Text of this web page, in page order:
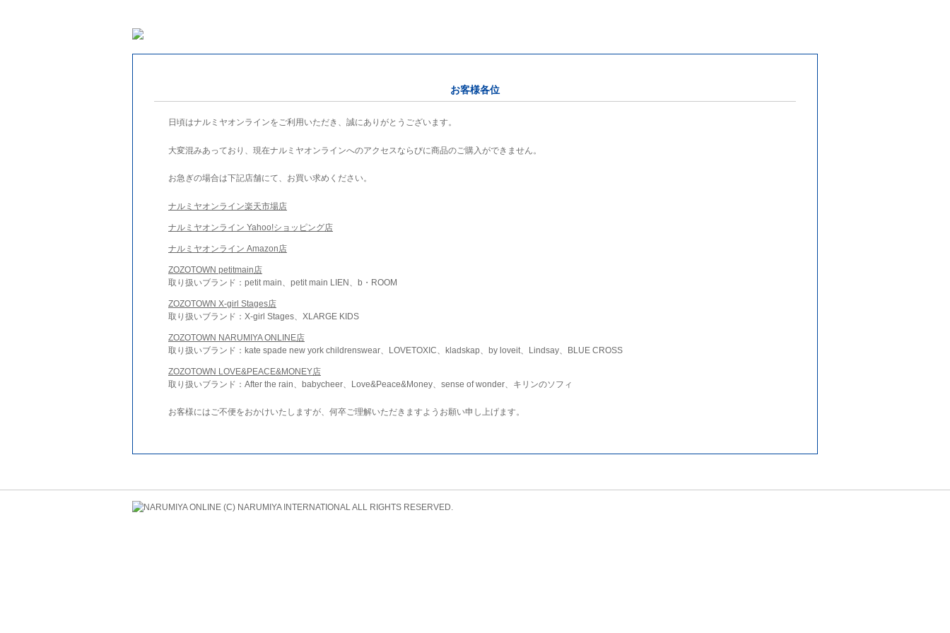
お客様各位
日頃はナルミヤオンラインをご利用いただき、誠にありがとうございます。
大変混みあっており、現在ナルミヤオンラインへのアクセスならびに商品のご購入ができません。
お急ぎの場合は下記店舗にて、お買い求めください。
ナルミヤオンライン楽天市場店
ナルミヤオンライン Yahoo!ショッピング店
ナルミヤオンライン Amazon店
ZOZOTOWN petitmain店
取り扱いブランド：petit main、petit main LIEN、b・ROOM
ZOZOTOWN X-girl Stages店
取り扱いブランド：X-girl Stages、XLARGE KIDS
ZOZOTOWN NARUMIYA ONLINE店
取り扱いブランド：kate spade new york childrenswear、LOVETOXIC、kladskap、by loveit、Lindsay、BLUE CROSS
ZOZOTOWN LOVE&PEACE&MONEY店
取り扱いブランド：After the rain、babycheer、Love&Peace&Money、sense of wonder、キリンのソフィ
お客様にはご不便をおかけいたしますが、何卒ご理解いただきますようお願い申し上げます。